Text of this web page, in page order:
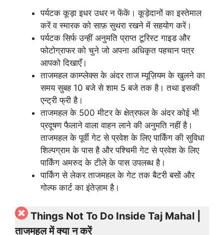
पर्यटक कूड़ा इधर उधर न फेंकें। कूड़ेदानों का इस्तेमाल
करें व स्मारक को साफ़ सुथरा रखने में सहयोग करें।
पर्यटक सिर्फ उन्हीं अनुमति प्राप्त टूरिस्ट गाइड और
फोटोग्राफर को चुने जो अपना अधिकृत पहचान पत्र
आपको दिखाएँ।
ताजमहल काम्प्लेक्स के अंदर ताज म्यूज़ियम के खुलने का
समय सुबह 10 बजे से शाम 5 बजे तक है। तथा इसकी
एन्ट्री फ्री है।
ताजमहल के 500 मीटर के क्षेत्रफल के अंदर कोई भी
प्रदूषण फैलाने वाला वाहन लाने की अनुमति नहीं है।
ताजमहल के पूर्वी गेट से प्रवेश के लिए पार्किंग की सुविधा
शिल्पग्राम के पास है और पश्चिमी गेट से प्रवेश के लिए
पार्किंग अमरुद के टीले के पास उपलब्ध है।
पार्किंग से लेकर ताजमहल के गेट तक बैटरी बसों और
गोल्फ कार्ट का इंतेज़ाम है।
Things Not To Do Inside Taj Mahal |
ताजमहल में क्या न करें